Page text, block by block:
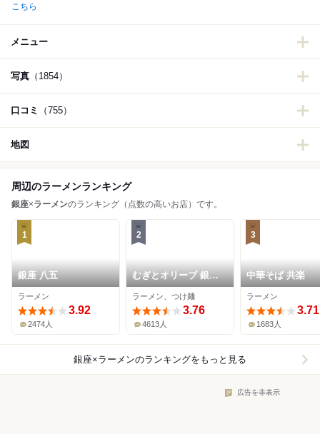
こちら
メニュー
写真 （1854）
口コミ （755）
地図
周辺のラーメンランキング
銀座×ラーメンのランキング（点数の高いお店）です。
1
銀座 八五
ラーメン
3.92
2474人
2
むぎとオリーブ 銀座
本店
ラーメン、つけ麺
3.76
4613人
3
中華そば 共楽
ラーメン
3.71
1683人
銀座×ラーメンのランキングをもっと見る
広告を非表示